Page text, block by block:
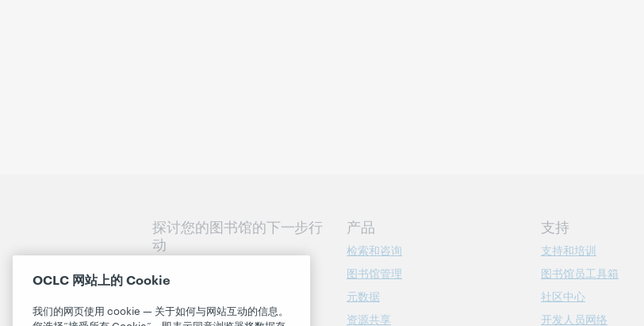
探讨您的图书馆的下一步行
动
联系我们
产品
检索和咨询
图书馆管理
元数据
资源共享
支持
支持和培训
图书馆员工具箱
社区中心
开发人员网络
OCLC 网站上的 Cookie
我们的网页使用 cookie — 关于如何与网站互动的信息。